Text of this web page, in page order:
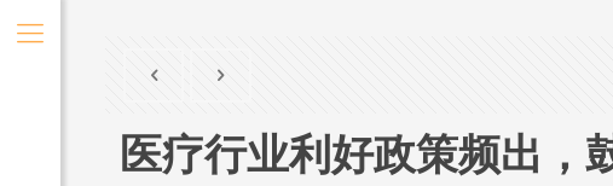
医疗行业利好政策频出，